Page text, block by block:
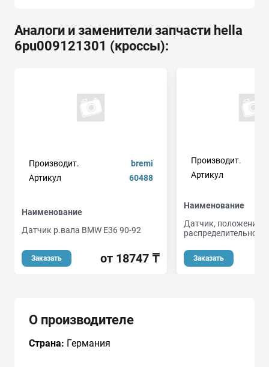
Аналоги и заменители запчасти hella
6pu009121301 (кроссы):
Производит.
bremi
Артикул
60488
Наименование
Датчик р.вала BMW E36 90-92
Заказать от 18747 ₸
Производит.
Артикул
Наименование
Датчик, положение
распределительного
Заказать
О производителе
Страна: Германия